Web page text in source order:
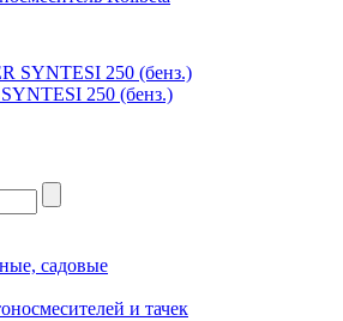
250 (бенз.)
садовые
и тачек